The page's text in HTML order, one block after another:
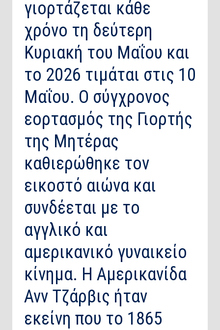
γιορτάζεται κάθε
χρόνο τη δεύτερη
Κυριακή του Μαΐου και
το 2026 τιμάται στις 10
Μαΐου. Ο σύγχρονος
εορτασμός της Γιορτής
της Μητέρας
καθιερώθηκε τον
εικοστό αιώνα και
συνδέεται με το
αγγλικό και
αμερικανικό γυναικείο
κίνημα. Η Αμερικανίδα
Ανν Τζάρβις ήταν
εκείνη που το 1865